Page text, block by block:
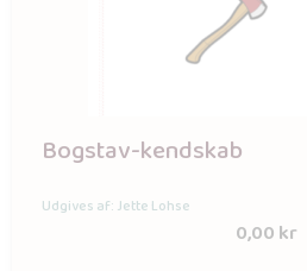
Bogstav-kendskab
Udgives af: Jette Lohse
0,00kr